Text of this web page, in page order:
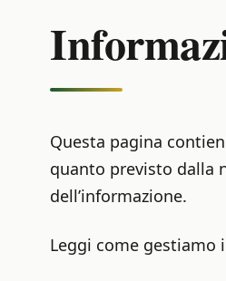
Questa pagina
quanto previsto dalla
dell’informazione.
Leggi come gestiamo